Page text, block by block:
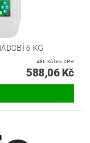
6 KG
486 Kč bez DPH
588,06 Kč